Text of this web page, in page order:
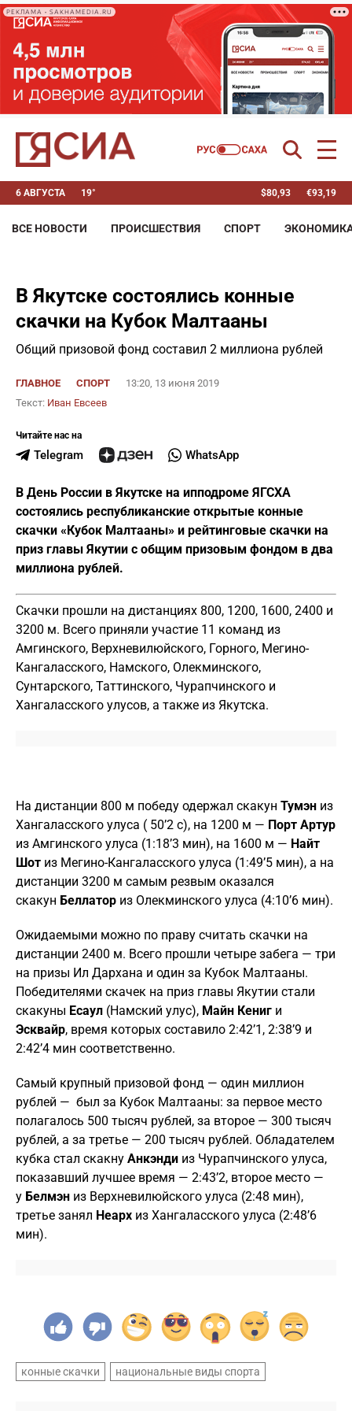
РЕКЛАМА • SAKHAMEDIA.RU
6 АВГУСТА 19° $80,93 €93,19
ВСЕ НОВОСТИ ПРОИСШЕСТВИЯ СПОРТ
В Якутске состоялись конные
скачки на Кубок Малтааны
Общий призовой фонд составил 2 миллиона рублей
ГЛАВНОЕ СПОРТ
13:20, 13 июня 2019
Текст: Иван Евсеев
Читайте нас на
Telegram WhatsApp
В День России в Якутске на ипподроме ЯГСХА
состоялись республиканские открытые конные
скачки «Кубок Малтааны» и рейтинговые скачки на
приз главы Якутии с общим призовым фондом в два
миллиона рублей.
Скачки прошли на дистанциях 800, 1200, 1600, 2400 и
3200 м. Всего приняли участие 11 команд из
Амгинского, Верхневилюйского, Горного, Мегино-
Кангаласского, Намского, Олекминского,
Сунтарского, Таттинского, Чурапчинского и
Хангаласского улусов, а также из Якутска.
На дистанции 800 м победу одержал скакун Тумэн из
Хангаласского улуса ( 50’2 с), на 1200 м — Порт Артур
из Амгинского улуса (1:18’3 мин), на 1600 м — Найт
Шот из Мегино-Кангаласского улуса (1:49’5 мин), а на
дистанции 3200 м самым резвым оказался
скакун Беллатор из Олекминского улуса (4:10’6 мин).
Ожидаемыми можно по праву считать скачки на
дистанции 2400 м. Всего прошли четыре забега — три
на призы Ил Дархана и один за Кубок Малтааны.
Победителями скачек на приз главы Якутии стали
скакуны Есаул (Намский улус), Майн Кениг и
Эсквайр, время которых составило 2:42’1, 2:38’9 и
2:42’4 мин соответственно.
Самый крупный призовой фонд — один миллион
рублей — был за Кубок Малтааны: за первое место
полагалось 500 тысяч рублей, за второе — 300 тысяч
рублей, а за третье — 200 тысяч рублей. Обладателем
кубка стал скакну Анкэнди из Чурапчинского улуса,
показавший лучшее время — 2:43’2, второе место —
у Белмэн из Верхневилюйского улуса (2:48 мин),
третье занял Неарх из Хангаласского улуса (2:48’6
мин).
конные скачки национальные виды спорта